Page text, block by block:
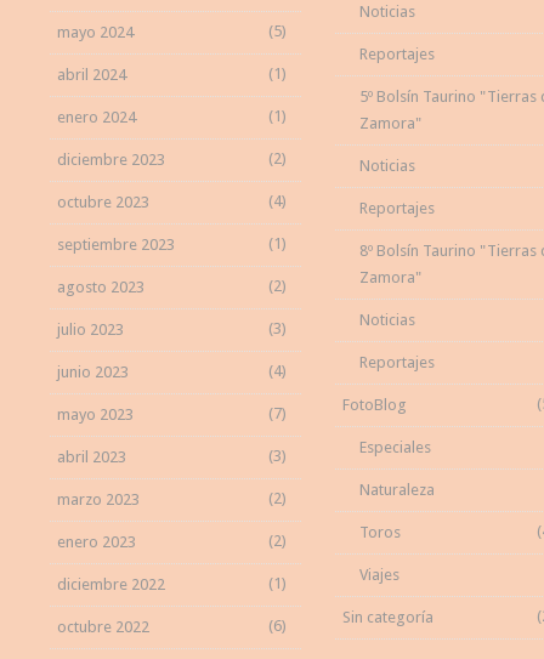
mayo 2024 (5)
abril 2024 (1)
enero 2024 (1)
diciembre 2023 (2)
octubre 2023 (4)
septiembre 2023 (1)
agosto 2023 (2)
julio 2023 (3)
junio 2023 (4)
mayo 2023 (7)
abril 2023 (3)
marzo 2023 (2)
enero 2023 (2)
diciembre 2022 (1)
octubre 2022 (6)
Noticias
Reportajes
5º Bolsín Taurino "Tierras
Zamora"
Noticias
Reportajes
8º Bolsín Taurino "Tierras
Zamora"
Noticias
Reportajes
FotoBlog
Especiales
Naturaleza
Toros
Viajes
Sin categoría